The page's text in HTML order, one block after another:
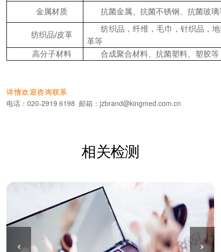
金属材质
抗菌金属、抗菌不锈钢、抗菌玻璃
纺织品/皮革
纺织品，纤维，毛巾，针织品，
革等
高分子材料
合成聚合材料、抗菌塑料、塑胶等
详情欢迎咨询联系
电话：020-2919 6198 邮箱：jzbrand@kingmed.com.cn
相关检测